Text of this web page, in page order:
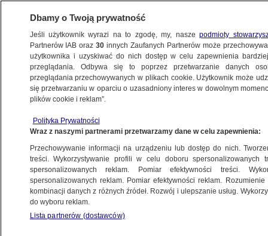
WARSZAWA
MOKOTÓW
dla rowerów
21.12.2021, 10:14
Udostępnij
Dbamy o Twoją prywatność
Jeśli użytkownik wyrazi na to zgodę, my, naszepodmioty
Partnerów IAB oraz30 innych Zaufanych Partnerów może
użytkownika i uzyskiwać do nich dostęp w celu zapewnienia
przeglądania. Odbywa się to poprzez przetwarzanie danych
przeglądania przechowywanych w plikach cookie. Użytkownik może
się przetwarzaniu w oparciu o uzasadniony interes w dowolnym
plików cookie i reklam”.
Polityka Prywatności
Wraz z naszymi partnerami przetwarzamy dane w celu zapewnienia:
Przechowywanie informacji na urządzeniu lub dostęp do nich.
treści. Wykorzystywanie profili w celu doboru spersonalizowanych
spersonalizowanych reklam. Pomiar efektywności treści.
spersonalizowanych reklam. Pomiar efektywności reklam.
kombinacji danych z różnych źródeł. Rozwój i ulepszanie usług.
do wyboru reklam.
Lista partnerów (dostawców)